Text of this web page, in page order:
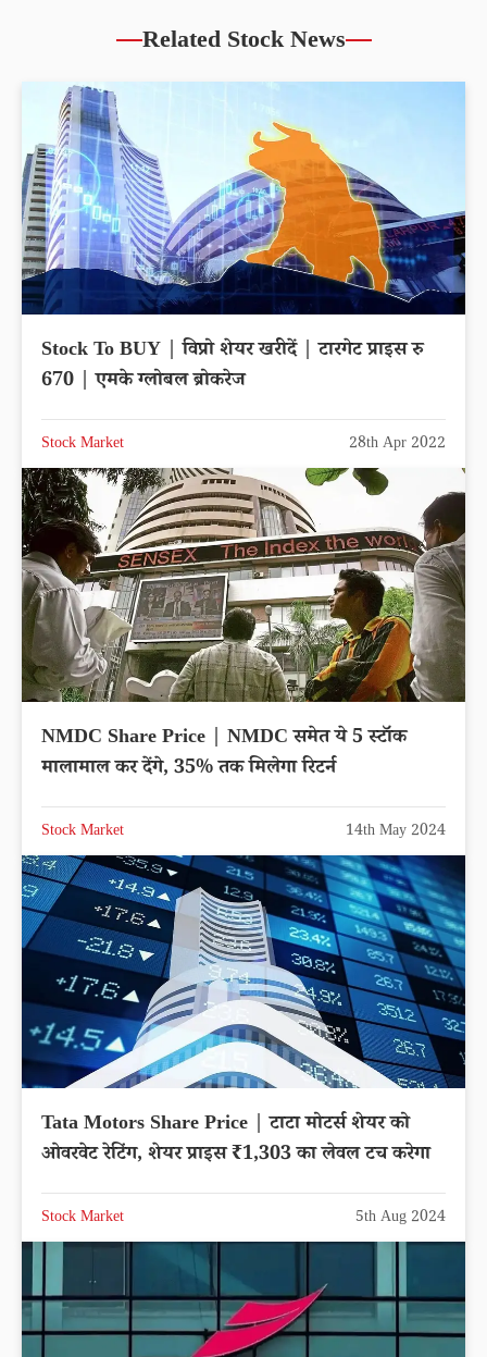
Related Stock News
Stock To BUY | विप्रो शेयर खरीदें | टारगेट प्राइस रु
670 | एमके ग्लोबल ब्रोकरेज
Stock Market 28th Apr 2022
NMDC Share Price | NMDC समेत ये 5 स्टॉक
मालामाल कर देंगे, 35% तक मिलेगा रिटर्न
Stock Market 14th May 2024
Tata Motors Share Price | टाटा मोटर्स शेयर को
ओवरवेट रेटिंग, शेयर प्राइस ₹1,303 का लेवल टच करेगा
Stock Market 5th Aug 2024